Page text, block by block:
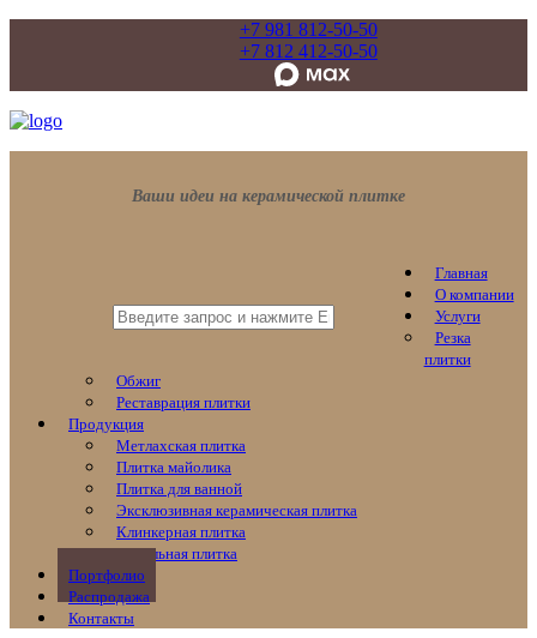
+7 981 812-50-50
+7 812 412-50-50
Ваши идеи на керамической плитке
Главная
О компании
Услуги
Резка
плитки
Обжиг
Реставрация плитки
Продукция
Метлахская плитка
Плитка майолика
Плитка для ванной
Эксклюзивная керамическая плитка
Клинкерная плитка
Напольная плитка
Портфолио
Распродажа
Контакты